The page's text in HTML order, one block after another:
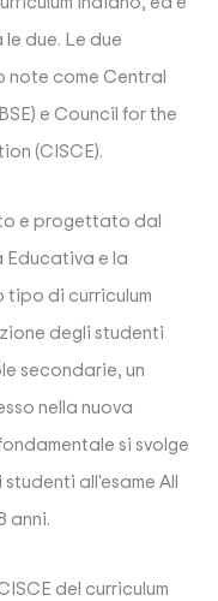
due. Le due
note come Central
e Council for the
(CISCE).
e progettato dal
Educativa e la
tipo di curriculum
degli studenti
secondarie, un
nella nuova
si svolge
all'esame All
anni.
del curriculum